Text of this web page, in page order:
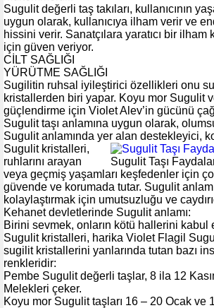
Sugulit değerli taş takıları, kullanıcının
uygun olarak, kullanıcıya ilham verir ve
hissini verir. Sanatçılara yaratıcı bir
için güven veriyor.
CİLT SAĞLIĞI
YÜRÜTME SAĞLIĞI
Sugilitin ruhsal iyileştirici özellikleri onu
kristallerden biri yapar. Koyu mor Sugulit
güçlendirme için Violet Alev’in gücünü
Sugulit taşı anlamına uygun olarak,
Sugulit anlamında yer alan destekleyici,
Sugulit Taşı
Sugulit kristalleri,
ruhlarını arayan
veya geçmiş yaşamları keşfedenler için
güvende ve korumada tutar. Sugulit
kolaylaştırmak için umutsuzluğu ve
Kehanet devletlerinde Sugulit anlamı:
Birini sevmek, onların kötü hallerini kabul
Sugulit kristalleri, harika Violet Flagil
sugilit kristallerini yanlarında tutan bazı
renkleridir:
Pembe Sugulit değerli taşlar, 8 ila 12
Melekleri çeker.
Koyu mor Sugulit taşları 16 – 20 Ocak